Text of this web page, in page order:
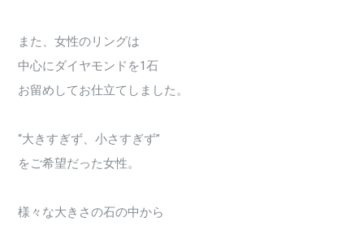
また、女性のリングは
中心にダイヤモンドを1石
お留めしてお仕立てしました。
“大きすぎず、小さすぎず”
をご希望だった女性。
様々な大きさの石の中から